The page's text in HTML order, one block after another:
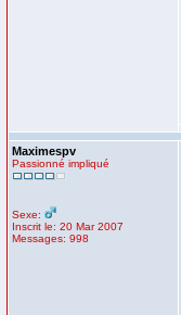
Maximespv
Passionné impliqué
Sexe:
Inscrit le: 20 Mar 2007
Messages: 998